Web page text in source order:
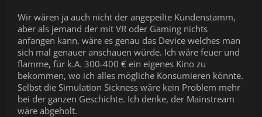
Wir wären ja auch nicht der angepeilte Kundenstamm,
aber als jemand der mit VR oder Gaming nichts
anfangen kann, wäre es genau das Device welches man
sich mal genauer anschauen würde. Ich wäre feuer und
flamme, für k.A. 300-400 € ein eigenes Kino zu
bekommen, wo ich alles mögliche Konsumieren könnte.
Selbst die Simulation Sickness wäre kein Problem mehr
bei der ganzen Geschichte. Ich denke, der Mainstream
wäre abgeholt.